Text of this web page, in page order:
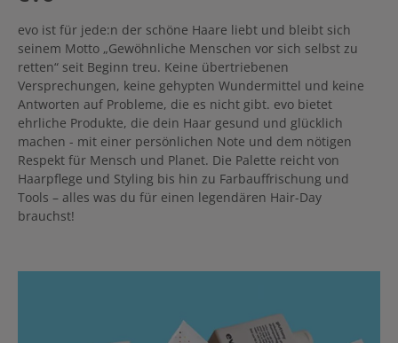
evo ist für jede:n der schöne Haare liebt und bleibt sich
seinem Motto „Gewöhnliche Menschen vor sich selbst zu
retten“ seit Beginn treu. Keine übertriebenen
Versprechungen, keine gehypten Wundermittel und keine
Antworten auf Probleme, die es nicht gibt. evo bietet
ehrliche Produkte, die dein Haar gesund und glücklich
machen - mit einer persönlichen Note und dem nötigen
Respekt für Mensch und Planet. Die Palette reicht von
Haarpflege und Styling bis hin zu Farbauffrischung und
Tools – alles was du für einen legendären Hair-Day
brauchst!